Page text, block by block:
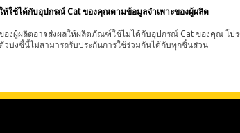
ใช้ได้กับอุปกรณ์ Cat ของคุณตามข้อมูลจำเพาะของผู้ผลิต
องผู้ผลิตอาจส่งผลให้ผลิตภัณฑ์ใช้ไม่ได้กับอุปกรณ์ Cat ของคุณ
บ่งชี้นี้ไม่สามารถรับประกันการใช้ร่วมกันได้กับทุกชิ้นส่วน